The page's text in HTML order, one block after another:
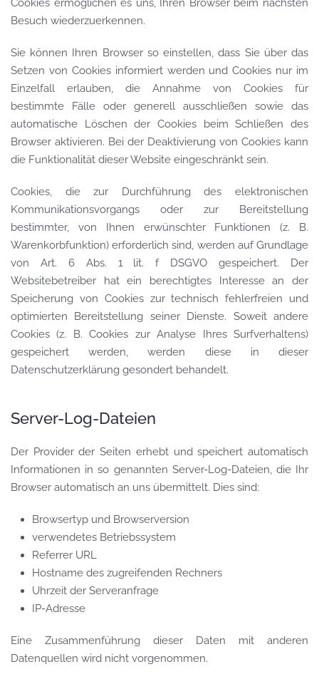
Cookies ermöglichen es uns, Ihren Browser beim nächsten
Besuch wiederzuerkennen.
Sie können Ihren Browser so einstellen, dass Sie über das
Setzen von Cookies informiert werden und Cookies nur im
Einzelfall erlauben, die Annahme von Cookies für
bestimmte Fälle oder generell ausschließen sowie das
automatische Löschen der Cookies beim Schließen des
Browser aktivieren. Bei der Deaktivierung von Cookies kann
die Funktionalität dieser Website eingeschränkt sein.
Cookies, die zur Durchführung des elektronischen
Kommunikationsvorgangs oder zur Bereitstellung
bestimmter, von Ihnen erwünschter Funktionen (z. B.
Warenkorbfunktion) erforderlich sind, werden auf Grundlage
von Art. 6 Abs. 1 lit. f DSGVO gespeichert. Der
Websitebetreiber hat ein berechtigtes Interesse an der
Speicherung von Cookies zur technisch fehlerfreien und
optimierten Bereitstellung seiner Dienste. Soweit andere
Cookies (z. B. Cookies zur Analyse Ihres Surfverhaltens)
gespeichert werden, werden diese in dieser
Datenschutzerklärung gesondert behandelt.
Server-Log-Dateien
Der Provider der Seiten erhebt und speichert automatisch
Informationen in so genannten Server-Log-Dateien, die Ihr
Browser automatisch an uns übermittelt. Dies sind:
Browsertyp und Browserversion
verwendetes Betriebssystem
Referrer URL
Hostname des zugreifenden Rechners
Uhrzeit der Serveranfrage
IP-Adresse
Eine Zusammenführung dieser Daten mit anderen
Datenquellen wird nicht vorgenommen.